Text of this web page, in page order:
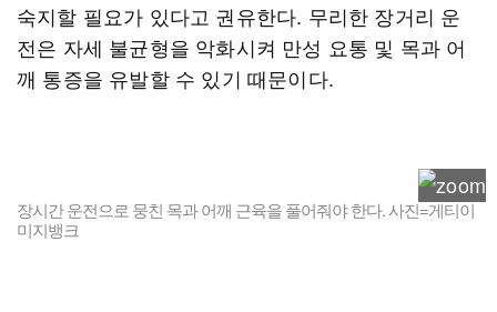
숙지할 필요가 있다고 권유한다. 무리한 장거리 운
전은 자세 불균형을 악화시켜 만성 요통 및 목과 어
깨 통증을 유발할 수 있기 때문이다.
장시간 운전으로 뭉친 목과 어깨 근육을 풀어줘야 한다. 사진=게티이
미지뱅크